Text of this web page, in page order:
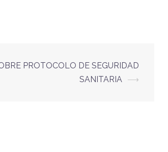
PROTOCOLO DE SEGURIDAD
SANITARIA ⟶